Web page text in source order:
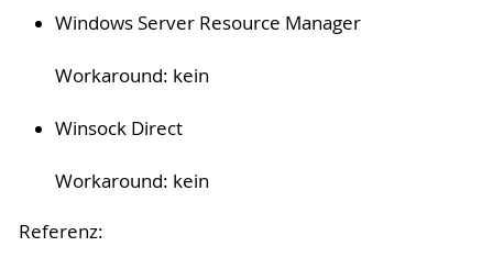
Windows Server Resource Manager
Workaround: kein
Winsock Direct
Workaround: kein
Referenz: